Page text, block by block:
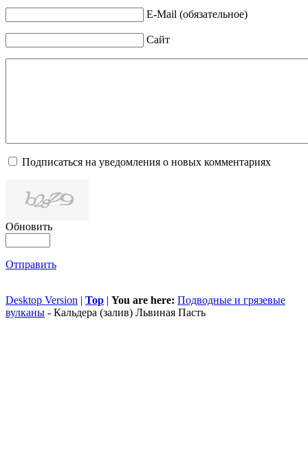
E-Mail (обязательное)
Сайт
Подписаться на уведомления о новых комментариях
Обновить
Отправить
Desktop Version | Top | You are here: Подводные и грязевые
вулканы - Кальдера (залив) Львиная Пасть